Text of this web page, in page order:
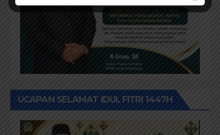
UCAPAN SELAMAT IDUL FITRI 1447H